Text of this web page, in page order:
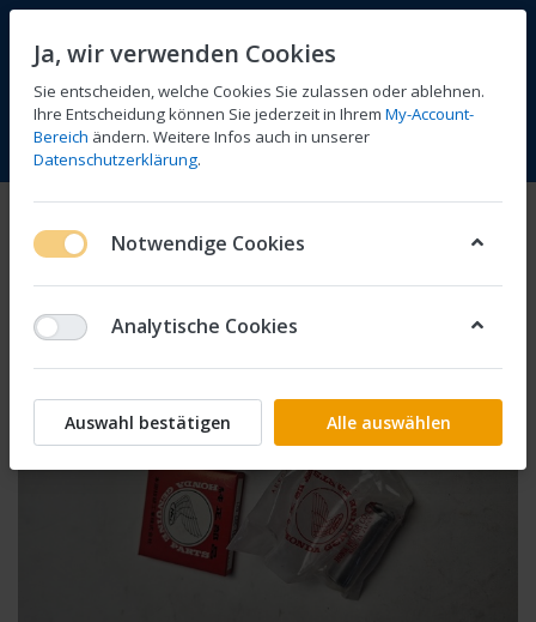
Menü Anmelden Vergleichen Wunschliste
Ja, wir verwenden Cookies
Sie entscheiden, welche Cookies Sie zulassen oder ablehnen.
Ihre Entscheidung können Sie jederzeit in Ihrem My-Account-
Bereich ändern. Weitere Infos auch in unserer
Datenschutzerklärung.
Notwendige Cookies
Analytische Cookies
Auswahl bestätigen Alle auswählen